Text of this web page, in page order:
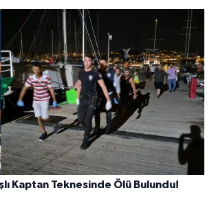
Kaptan Teknesinde Ölü Bulundu!